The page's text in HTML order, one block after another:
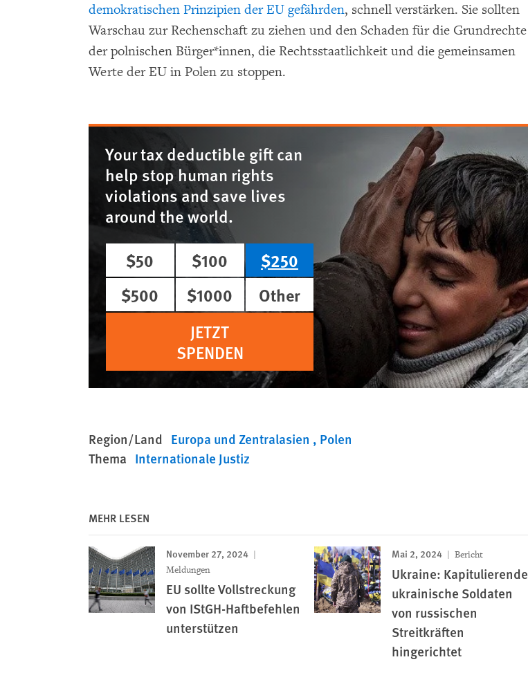
demokratischen Prinzipien der EU gefährden, schnell verstärken. Sie sollten
Warschau zur Rechenschaft zu ziehen und den Schaden für die Grundrechte
der polnischen Bürger*innen, die Rechtsstaatlichkeit und die gemeinsamen
Werte der EU in Polen zu stoppen.
Your tax deductible gift can
help stop human rights
violations and save lives
around the world.
$50
$100
$250
$500
$1000
Other
JETZT
SPENDEN
Region/Land Europa und Zentralasien
Polen
Thema Internationale Justiz
MEHR LESEN
November 27, 2024
Meldungen
EU sollte Vollstreckung
von IStGH-Haftbefehlen
unterstützen
Mai 2, 2024 Bericht
Ukraine: Kapitulierende
ukrainische Soldaten
von russischen
Streitkräften
hingerichtet